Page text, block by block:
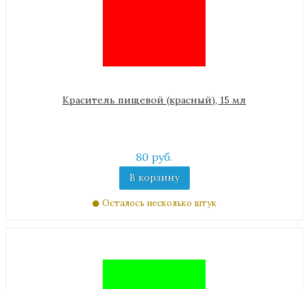
Краситель пищевой (красный), 15 мл
80 руб.
В корзину
Осталось несколько штук